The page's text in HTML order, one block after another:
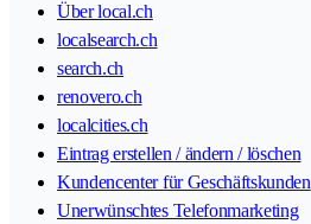
Über local.ch
localsearch.ch
search.ch
renovero.ch
localcities.ch
Eintrag erstellen / ändern / löschen
Kundencenter für Geschäftskunden
Unerwünschtes Telefonmarketing